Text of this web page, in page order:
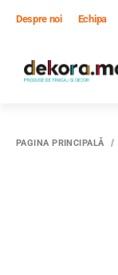
Despre noi Echipa
PAGINA PRINCIPALĂ